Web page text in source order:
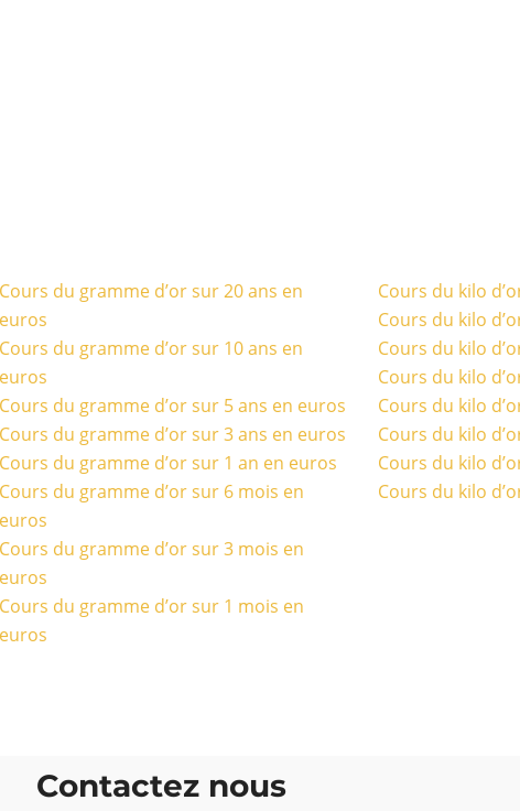
Cours du gramme d’or sur 20 ans en
euros
Cours du gramme d’or sur 10 ans en
euros
Cours du gramme d’or sur 5 ans en euros
Cours du gramme d’or sur 3 ans en euros
Cours du gramme d’or sur 1 an en euros
Cours du gramme d’or sur 6 mois en
euros
Cours du gramme d’or sur 3 mois en
euros
Cours du gramme d’or sur 1 mois en
euros
Cours du kilo
Cours du kilo
Cours du kilo
Cours du kilo
Cours du kilo
Cours du kilo
Cours du kilo
Cours du kilo
Contactez nous